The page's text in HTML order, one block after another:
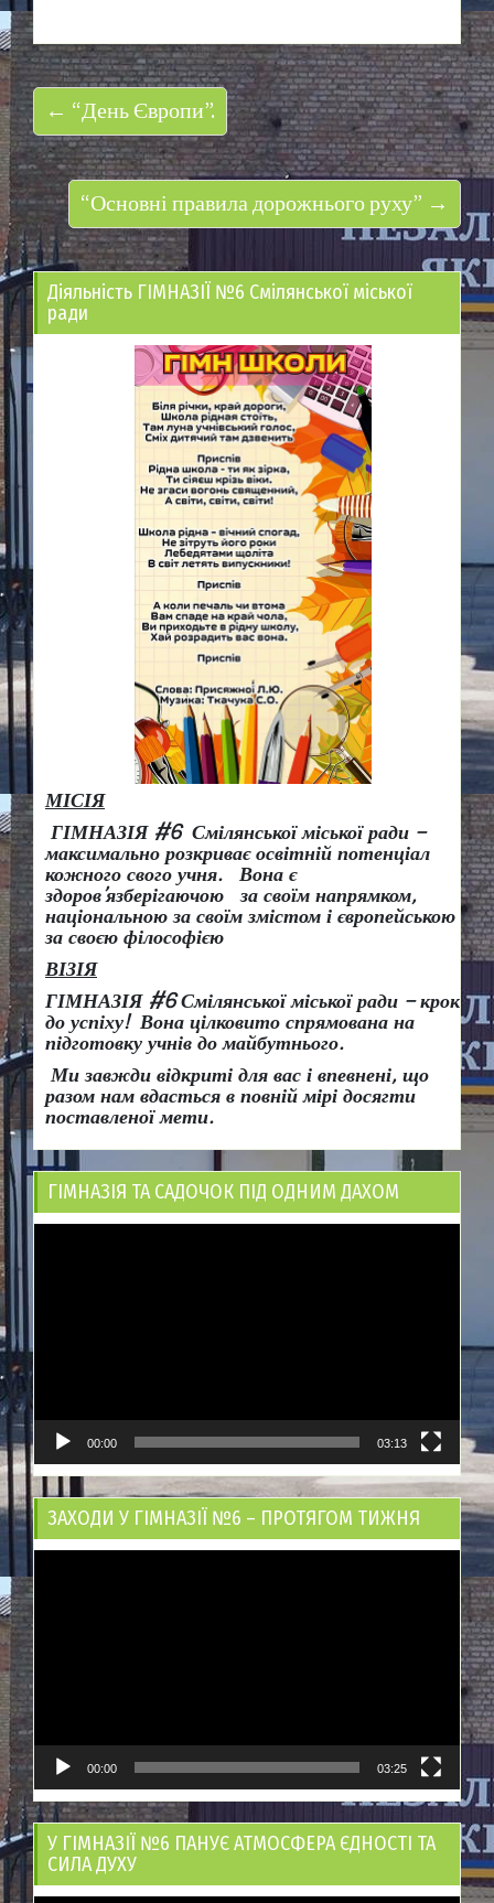
← “День Європи”.
“Основні правила дорожнього руху” →
Діяльність ГІМНАЗІЇ №6 Смілянської міської
ради
МІСІЯ
ГІМНАЗІЯ #6 Смілянської міської ради –
максимально розкриває освітній потенціал
кожного свого учня.
Вона є
здоров’язберігаючою за своїм напрямком,
національною за своїм змістом і європейською
за своєю філософією
ВІЗІЯ
ГІМНАЗІЯ #6 Смілянської міської ради – крок
до успіху! Вона цілковито спрямована на
підготовку учнів до майбутнього.
Ми завжди відкриті для вас і впевнені, що
разом нам вдасться в повній мірі досягти
поставленої мети.
ГІМНАЗІЯ ТА САДОЧОК ПІД ОДНИМ ДАХОМ
00:00 03:13
ЗАХОДИ У ГІМНАЗІЇ №6 – ПРОТЯГОМ ТИЖНЯ
00:00 03:25
У ГІМНАЗІЇ №6 ПАНУЄ АТМОСФЕРА ЄДНОСТІ ТА
СИЛА ДУХУ